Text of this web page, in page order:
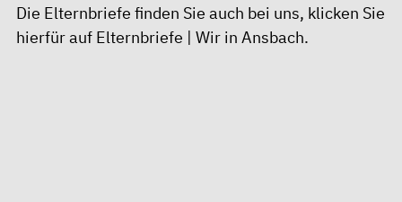
Die Elternbriefe finden Sie auch bei uns, klicken Sie
hierfür auf Elternbriefe | Wir in Ansbach.